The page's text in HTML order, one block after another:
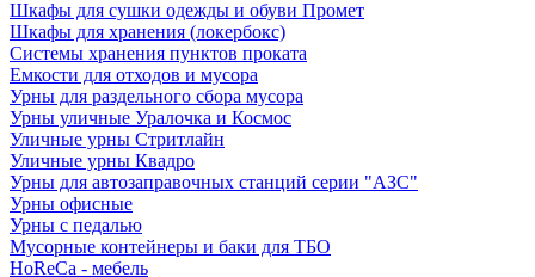
Шкафы для сушки одежды и обуви Промет
Шкафы для хранения (локербокс)
Системы хранения пунктов проката
Емкости для отходов и мусора
Урны для раздельного сбора мусора
Урны уличные Уралочка и Космос
Уличные урны Стритлайн
Уличные урны Квадро
Урны для автозаправочных станций серии "АЗС"
Урны офисные
Урны с педалью
Мусорные контейнеры и баки для ТБО
HoReCa - мебель